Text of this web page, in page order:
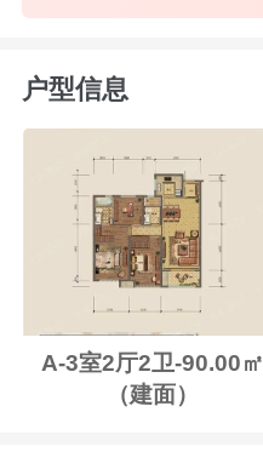
户型信息
A-3室2厅2卫-90.00㎡
（建面）